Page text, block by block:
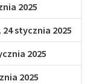
2025
24 stycznia 2025
2025
2025